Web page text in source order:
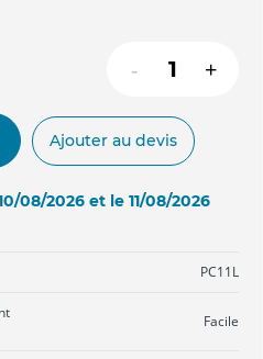
- +
Ajouter au devis
08/2026 et le 11/08/2026
PC11L
Facile